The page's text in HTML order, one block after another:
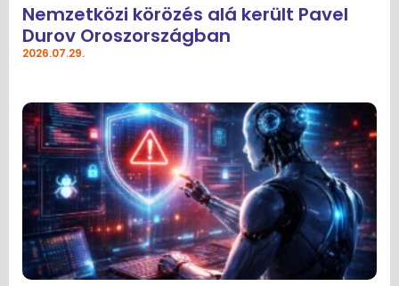
Nemzetközi körözés alá került Pavel
Durov Oroszországban
2026.07.29.